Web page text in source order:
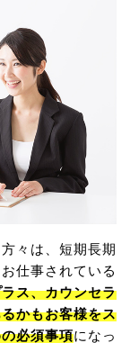
々は、短期長期
仕事されている
ス、カウンセラ
かもお客様をス
必須事項になっ